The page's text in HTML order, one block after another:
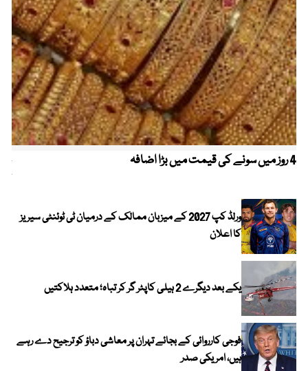
4 روز میں سونے کی قیمت میں بڑا اضافہ
ورلڈ کپ 2027 کے میزبان ممالک کے درمیان ٹی ٹوئنٹی سیریز
کا اعلان
یکے بعد دیگرے 2 ہیلی کاپٹر گر کر تباہ؛ متعدد ہلاکتیں
فوجی کارروائی کے بجائے تہران پر معاشی دباؤ کو ترجیح دے رہے
ہیں، امریکی صدر